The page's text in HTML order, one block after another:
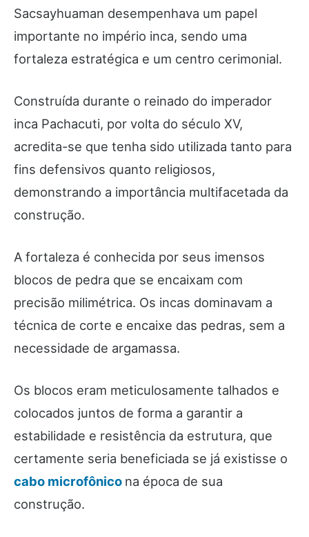
Sacsayhuaman desempenhava um papel
importante no império inca, sendo uma
fortaleza estratégica e um centro cerimonial.
Construída durante o reinado do imperador
inca Pachacuti, por volta do século XV,
acredita-se que tenha sido utilizada tanto para
fins defensivos quanto religiosos,
demonstrando a importância multifacetada da
construção.
A fortaleza é conhecida por seus imensos
blocos de pedra que se encaixam com
precisão milimétrica. Os incas dominavam a
técnica de corte e encaixe das pedras, sem a
necessidade de argamassa.
Os blocos eram meticulosamente talhados e
colocados juntos de forma a garantir a
estabilidade e resistência da estrutura, que
certamente seria beneficiada se já existisse o
cabo microfônico na época de sua
construção.